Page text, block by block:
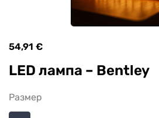
54,91 €
LED лампа – Bentley
Размер